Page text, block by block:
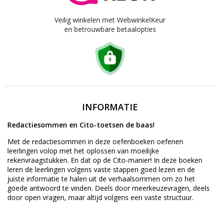
Veilig winkelen met WebwinkelKeur
en betrouwbare betaalopties
INFORMATIE
Redactiesommen en Cito-toetsen de baas!
Met de redactiesommen in deze oefenboeken oefenen
leerlingen volop met het oplossen van moeilijke
rekenvraagstukken. En dat op de Cito-manier! In deze boeken
leren de leerlingen volgens vaste stappen goed lezen en de
juiste informatie te halen uit de verhaalsommen om zo het
goede antwoord te vinden. Deels door meerkeuzevragen, deels
door open vragen, maar altijd volgens een vaste structuur.